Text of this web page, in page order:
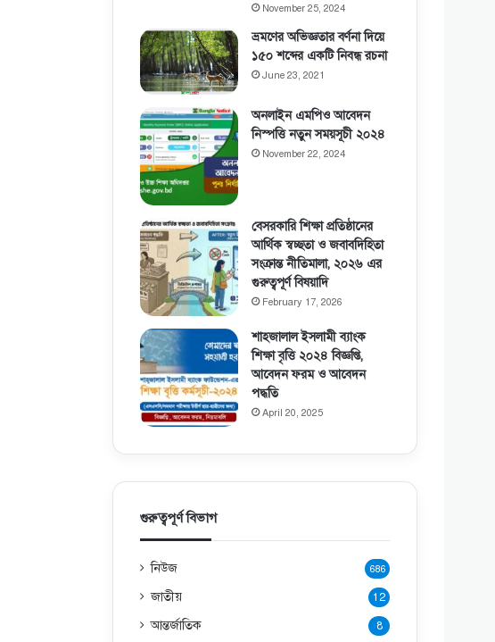
November 25, 2024
ভ্রমণের অভিজ্ঞতার বর্ণনা দিয়ে
১৫০ শব্দের একটি নিবন্ধ রচনা
June 23, 2021
অনলাইন এমপিও আবেদন
নিস্পত্তি নতুন সময়সূচী ২০২৪
November 22, 2024
বেসরকারি শিক্ষা প্রতিষ্ঠানের
আর্থিক স্বচ্ছতা ও জবাবদিহিতা
সংক্রান্ত নীতিমালা, ২০২৬ এর
গুরুত্বপূর্ণ বিষয়াদি
February 17, 2026
শাহজালাল ইসলামী ব্যাংক
শিক্ষা বৃত্তি ২০২৪ বিজ্ঞপ্তি,
আবেদন ফরম ও আবেদন
পদ্ধতি
April 20, 2025
গুরুত্বপূর্ণ বিভাগ
নিউজ 686
জাতীয় 12
আন্তর্জাতিক 8